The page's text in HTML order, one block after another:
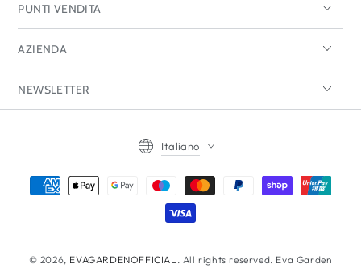
PUNTI VENDITA
AZIENDA
NEWSLETTER
© 2026, EVAGARDENOFFICIAL . All rights reserved. Eva Garden
Lingua
Italiano
Modalità